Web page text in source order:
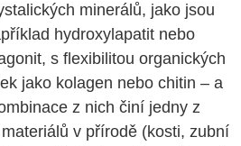
minerálů, jako jsou
hydroxylapatit nebo
s flexibilitou organických
jako kolagen nebo chitin – a
z nich činí jedny z
v přírodě (kosti, zubní